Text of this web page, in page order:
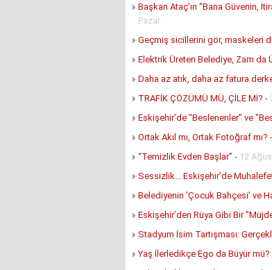
Başkan Ataç’ın “Bana Güvenin,
Pazar
Geçmiş sicillerini gör, maskeleri
Elektrik Üreten Belediye, Zam da
Daha az atık, daha az fatura
TRAFİK ÇÖZÜMÜ MÜ, ÇİLE Mİ? -
Eskişehir’de "Beslenenler" ve
Ortak Akıl mı, Ortak Fotoğraf mı? -
“Temizlik Evden Başlar” - 12
Sessizlik… Eskişehir’de
Belediyenin ’Çocuk Bahçesi’ ve
Eskişehir’den Rüya Gibi Bir
Stadyum İsim Tartışması:
Yaş İlerledikçe Ego da Büyür mü?